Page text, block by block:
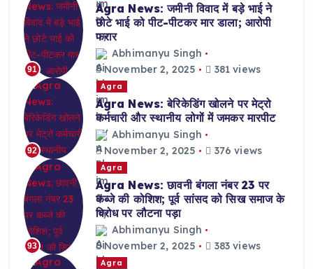
91
Agra News: जमीनी विवाद में बड़े भाई ने
छोटे भाई को पीट-पीटकर मार डाला; आरोपी
फरार
Abhimanyu Singh
November 2, 2025
381 views
92
Agra
Agra News: बेरिकेडिंग खोलने पर मेट्रो
कर्मचारी और स्थानीय लोगों में जमकर मारपीट
Abhimanyu Singh
November 2, 2025
376 views
93
Agra
Agra News: छावनी बंगला नंबर 23 पर
कब्जे की कोशिश; पूर्व सांसद को सिख समाज के
विरोध पर लौटना पड़ा
Abhimanyu Singh
November 2, 2025
383 views
Agra